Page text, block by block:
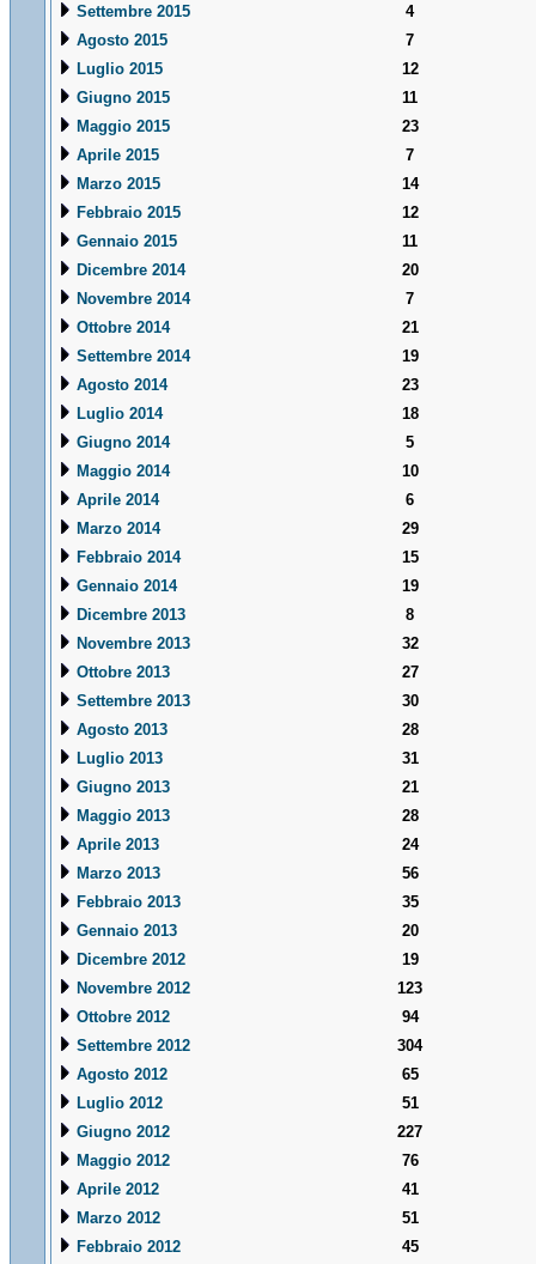
Settembre 2015
4
Agosto 2015
7
Luglio 2015
12
Giugno 2015
11
Maggio 2015
23
Aprile 2015
7
Marzo 2015
14
Febbraio 2015
12
Gennaio 2015
11
Dicembre 2014
20
Novembre 2014
7
Ottobre 2014
21
Settembre 2014
19
Agosto 2014
23
Luglio 2014
18
Giugno 2014
5
Maggio 2014
10
Aprile 2014
6
Marzo 2014
29
Febbraio 2014
15
Gennaio 2014
19
Dicembre 2013
8
Novembre 2013
32
Ottobre 2013
27
Settembre 2013
30
Agosto 2013
28
Luglio 2013
31
Giugno 2013
21
Maggio 2013
28
Aprile 2013
24
Marzo 2013
56
Febbraio 2013
35
Gennaio 2013
20
Dicembre 2012
19
Novembre 2012
123
Ottobre 2012
94
Settembre 2012
304
Agosto 2012
65
Luglio 2012
51
Giugno 2012
227
Maggio 2012
76
Aprile 2012
41
Marzo 2012
51
Febbraio 2012
45